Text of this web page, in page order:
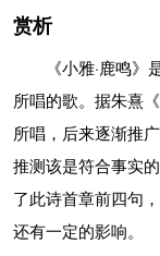
式：语助词。燕：同
芩（qín）：草名，
湛（dān）：深厚。
赏析
《小雅·鹿鸣》是
所唱的歌。据朱熹
所唱，后来逐渐推
推测该是符合事实
了此诗首章前四句
还有一定的影响。